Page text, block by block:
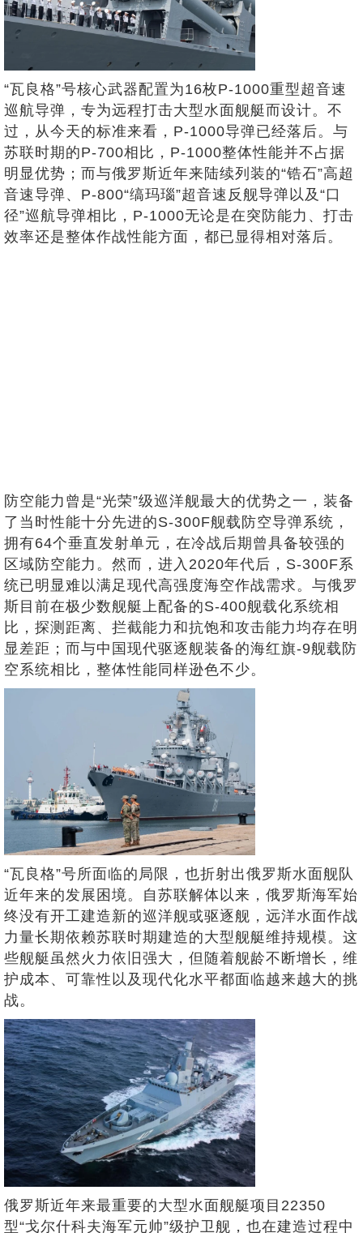
“瓦良格”号核心武器配置为16枚P-1000重型超音速
巡航导弹，专为远程打击大型水面舰艇而设计。不
过，从今天的标准来看，P-1000导弹已经落后。与
苏联时期的P-700相比，P-1000整体性能并不占据
明显优势；而与俄罗斯近年来陆续列装的“锆石”高超
音速导弹、P-800“缟玛瑙”超音速反舰导弹以及“口
径”巡航导弹相比，P-1000无论是在突防能力、打击
效率还是整体作战性能方面，都已显得相对落后。
防空能力曾是“光荣”级巡洋舰最大的优势之一，装备
了当时性能十分先进的S-300F舰载防空导弹系统，
拥有64个垂直发射单元，在冷战后期曾具备较强的
区域防空能力。然而，进入2020年代后，S-300F系
统已明显难以满足现代高强度海空作战需求。与俄罗
斯目前在极少数舰艇上配备的S-400舰载化系统相
比，探测距离、拦截能力和抗饱和攻击能力均存在明
显差距；而与中国现代驱逐舰装备的海红旗-9舰载防
空系统相比，整体性能同样逊色不少。
“瓦良格”号所面临的局限，也折射出俄罗斯水面舰队
近年来的发展困境。自苏联解体以来，俄罗斯海军始
终没有开工建造新的巡洋舰或驱逐舰，远洋水面作战
力量长期依赖苏联时期建造的大型舰艇维持规模。这
些舰艇虽然火力依旧强大，但随着舰龄不断增长，维
护成本、可靠性以及现代化水平都面临越来越大的挑
战。
俄罗斯近年来最重要的大型水面舰艇项目22350
型“戈尔什科夫海军元帅”级护卫舰，也在建造过程中